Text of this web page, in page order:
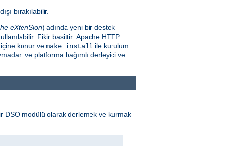
bırakılabilir.
eXtenSion) adında yeni bir destek
Fikir basittir: Apache HTTP
içine konur ve make install ile kurulum
ve platforma bağımlı derleyici ve
DSO modülü olarak derlemek ve kurmak